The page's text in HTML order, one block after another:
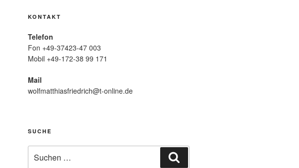
KONTAKT
Telefon
Fon +49-37423-47 003
Mobil +49-172-38 99 171
Mail
wolfmatthiasfriedrich@t-online.de
SUCHE
nach: